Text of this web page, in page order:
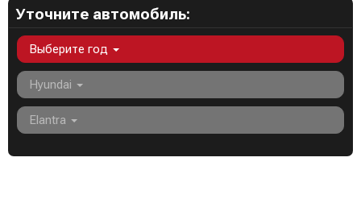
Уточните автомобиль:
Выберите год
Hyundai
Elantra